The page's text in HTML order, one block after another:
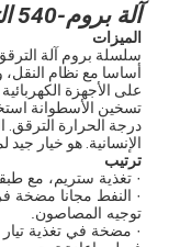
آلة بروم-540 التلقائي فيلم الترقق الترقق
الميزات
سلسلة بروم آلة
أساسا مع نظام
على الأجهزة
تسخين الأسطوانة
درجة الحرارة الترقق.
الإنسانية. هو خيار
ترتيب
· تغذية ستريم، مع
· النفط مجانا مضخة
توجيه المصاصون.
· مضخة في تغذية